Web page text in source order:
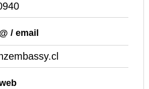
/ email